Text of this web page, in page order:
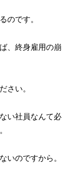
のです。
、終身雇用の崩
さい。
い社員なんて必
いのですから。